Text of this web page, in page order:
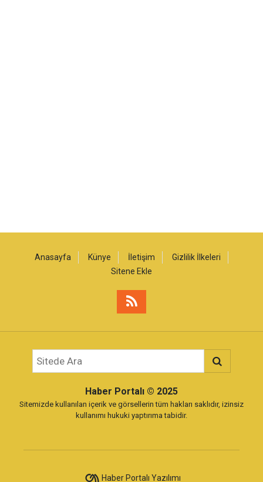
Anasayfa Künye İletişim
Gizlilik İlkeleri
Sitene Ekle
Haber Portalı © 2025
Sitemizde kullanılan içerik ve görsellerin tüm hakları saklıdır, izinsiz
kullanımı hukuki yaptırıma tabidir.
Haber Portalı Yazılımı